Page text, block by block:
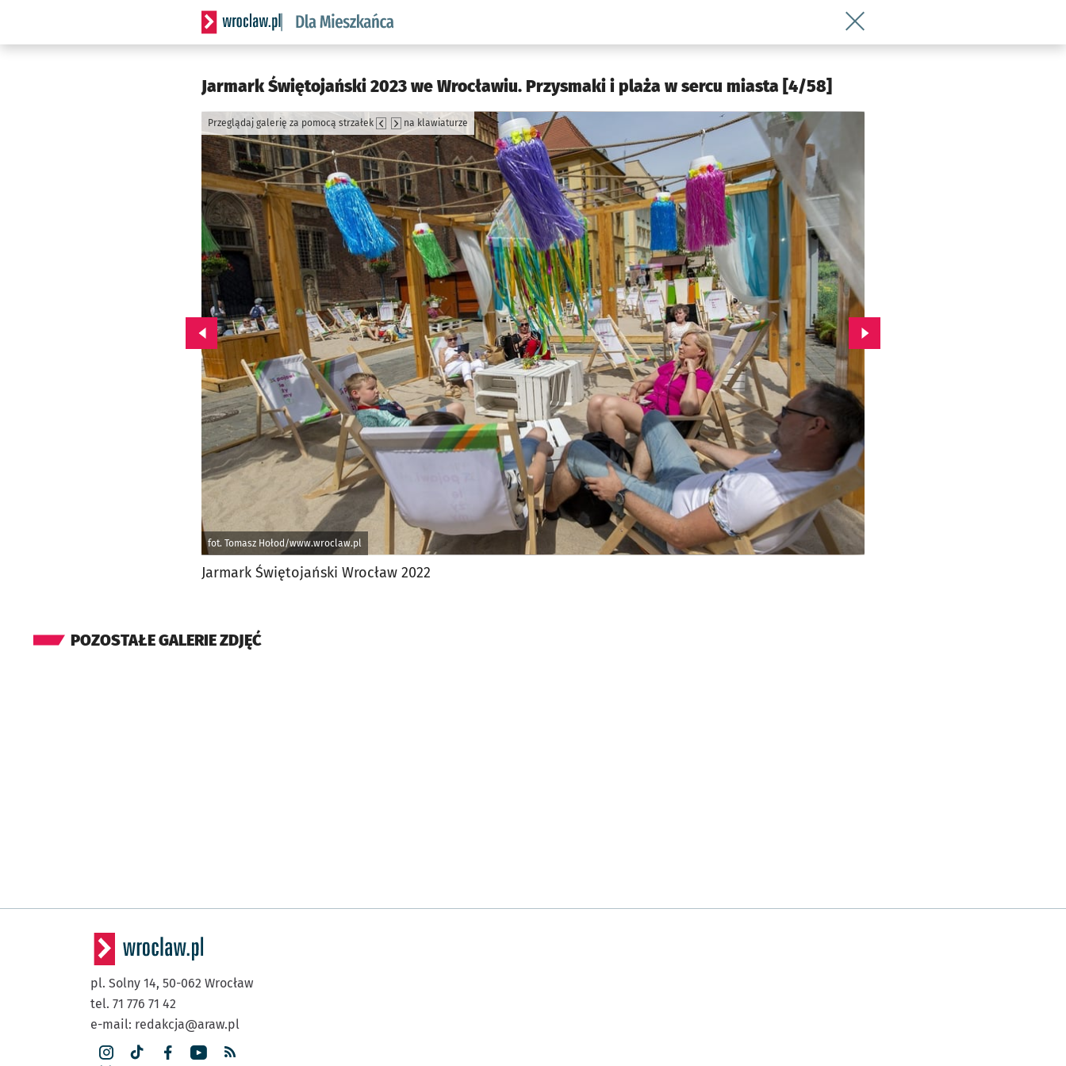
Serwis informacyjny wroclaw.pl podserwis: Dla mieszkańca
Wróć do artykułu Jarmark
Jarmark Świętojański 2023 we Wrocławiu. Przysmaki i plaża w sercu miasta [4/58]
fot. Tomasz Hołod/www.wroclaw.pl
Przeglądaj galerię za pomocą strzałek na klawiaturze
Przejdź do poprzedniego zdjęcia. Przejdź do kolejnego zdjęcia.
Jarmark Świętojański Wrocław 2022
POZOSTAŁE GALERIE ZDJĘĆ
pl. Solny 14, 50-062 Wrocław
tel. 71 776 71 42
e-mail: redakcja@araw.pl